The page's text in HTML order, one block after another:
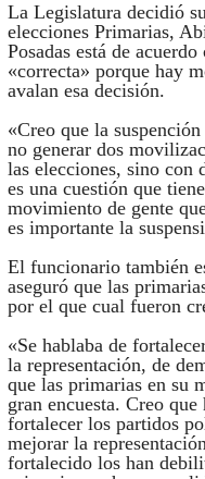
La Legislatura decidió
elecciones Primarias,
Posadas está de
«correcta» porque hay
avalan esa decisión.
«Creo que la
no generar dos
las elecciones, sino con
es una cuestión que
movimiento de gente
es importante la
El funcionario también
aseguró que las
por el que cual fueron
«Se hablaba de
la representación, de
que las primarias en su
gran encuesta. Creo
fortalecer los partidos
mejorar la
fortalecido los han